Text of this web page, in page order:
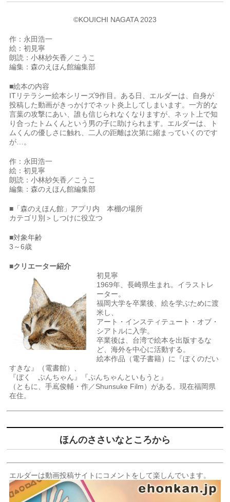
©KOUICHI NAGATA 2023
作：永田浩一
絵：初見寧
朗読：小林紗矢香／こうこ
編集：森のえほん館編集部
■絵本の内容
ITリテラシー絵本シリーズ9作目。ある日、エルダーは、自身が
投稿した動画がきっかけでネット炎上してしまいます。一方的な
言葉の攻撃にあい、誰も信じられなくなりますが、ネット上で知
り合ったトムくんという男の子に助けられます。エルダーは、ト
ムくんの優しさに触れ、二人の距離は次第に縮まっていくのです
が…。
作：永田浩一
絵：初見寧
朗読：小林紗矢香／こうこ
編集：森のえほん館編集部
■「森のえほん館」アプリ内 本棚の場所
カテゴリ別＞しつけに役立つ
■対象年齢
3～6歳
■クリエーター紹介
初見寧
1969年、長崎県生まれ。イラストレ
ーター。
福岡大学を卒業後、絵を学ぶために渡
米し、
アート・インスティテュート・オブ・
シアトルに入学。
卒業後は、台湾で絵本を出版するな
ど、海外を中心に活動する。
絵本作品（電子書籍）に『ぼくのだい
すきな』（電書館）、
『ぼく ぷんちゃん』『ぷんちゃんといもうと』
（ともに、手嶌俊輔・作／Shunsuke Film）がある。現在福岡県
在住。
ほんのささいなところから
エルダーは動画投稿サイトにコメントをして楽しんでいます。